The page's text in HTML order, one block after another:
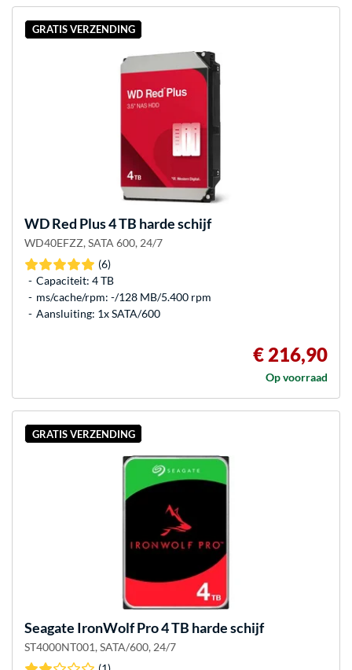
GRATIS VERZENDING
WDRed Plus 4 TB harde schijf
WD40EFZZ, SATA 600, 24/7
(6)
Capaciteit: 4 TB
ms/cache/rpm: -/128 MB/5.400 rpm
Aansluiting: 1x SATA/600
€ 216,90
Op voorraad
GRATIS VERZENDING
Seagate IronWolf Pro 4 TB harde schijf
ST4000NT001, SATA/600, 24/7